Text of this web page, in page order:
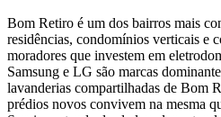
Bom Retiro é um dos bairros mais
residências, condomínios verticais e
moradores que investem em
Samsung e LG são marcas
lavanderias compartilhadas de Bom
prédios novos convivem na mesma